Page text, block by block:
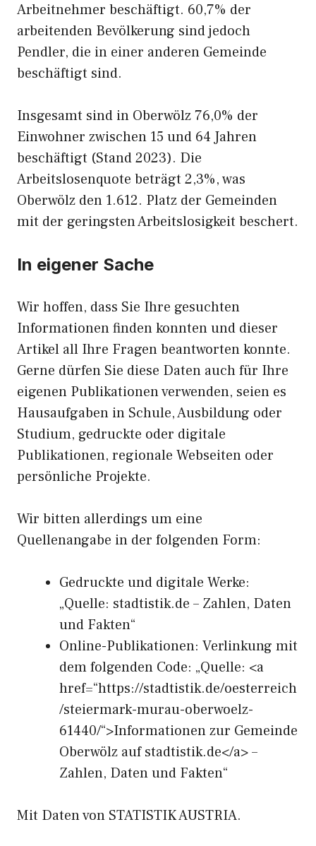
Arbeitnehmer beschäftigt. 60,7% der
arbeitenden Bevölkerung sind jedoch
Pendler, die in einer anderen Gemeinde
beschäftigt sind.
Insgesamt sind in Oberwölz 76,0% der
Einwohner zwischen 15 und 64 Jahren
beschäftigt (Stand 2023). Die
Arbeitslosenquote beträgt 2,3%, was
Oberwölz den 1.612. Platz der Gemeinden
mit der geringsten Arbeitslosigkeit beschert.
In eigener Sache
Wir hoffen, dass Sie Ihre gesuchten
Informationen finden konnten und dieser
Artikel all Ihre Fragen beantworten konnte.
Gerne dürfen Sie diese Daten auch für Ihre
eigenen Publikationen verwenden, seien es
Hausaufgaben in Schule, Ausbildung oder
Studium, gedruckte oder digitale
Publikationen, regionale Webseiten oder
persönliche Projekte.
Wir bitten allerdings um eine
Quellenangabe in der folgenden Form:
Gedruckte und digitale Werke:
„Quelle: stadtistik.de – Zahlen, Daten
und Fakten“
Online-Publikationen: Verlinkung mit
dem folgenden Code: „Quelle: <a
href=“https://stadtistik.de/oesterreich
/steiermark-murau-oberwoelz-
61440/“>Informationen zur Gemeinde
Oberwölz auf stadtistik.de</a> –
Zahlen, Daten und Fakten“
Mit Daten von STATISTIK AUSTRIA.